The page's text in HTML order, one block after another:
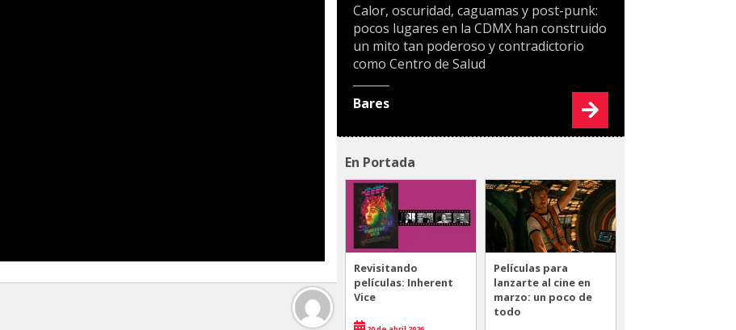
Calor, oscuridad, caguamas y post-punk:
pocos lugares en la CDMX han construido
un mito tan poderoso y contradictorio
como Centro de Salud
Bares
En Portada
Revisitando
películas: Inherent
Vice
Películas para
lanzarte al cine en
marzo: un poco de
todo